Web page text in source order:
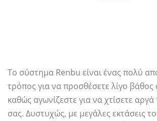
Το σύστημα Renbu είναι ένας πολύ
τρόπος για να προσθέσετε λίγο
καθώς αγωνίζεστε για να χτίσετε αργά
σας. Δυστυχώς, με μεγάλες εκτάσεις